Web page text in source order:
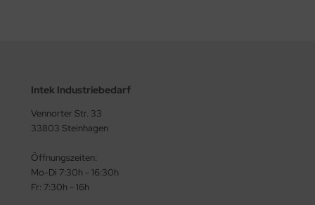
Intek Industriebedarf
Vennorter Str. 33
33803 Steinhagen
Öffnungszeiten:
Mo-Di 7:30h - 16:30h
Fr: 7:30h - 16h